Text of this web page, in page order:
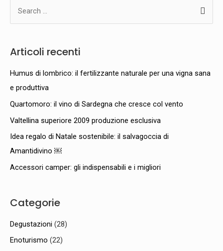
c
a
:
Articoli recenti
Humus di lombrico: il fertilizzante naturale per una vigna sana
e produttiva
Quartomoro: il vino di Sardegna che cresce col vento
Valtellina superiore 2009 produzione esclusiva
Idea regalo di Natale sostenibile: il salvagoccia di
Amantidivino ￼
Accessori camper: gli indispensabili e i migliori
Categorie
Degustazioni (28)
Enoturismo (22)